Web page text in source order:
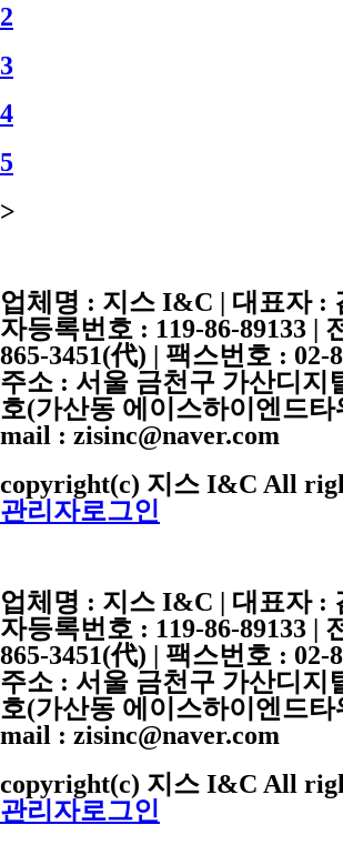
2
3
4
5
>
업체명 : 지스 I&C | 대표자 :
자등록번호 : 119-86-89133 |
865-3451(代) | 팩스번호 : 02-
주소 : 서울 금천구 가산디지
호(가산동 에이스하이엔드타
mail : zisinc@naver.com
copyright(c) 지스 I&C All
관리자로그인
업체명 : 지스 I&C | 대표자 :
자등록번호 : 119-86-89133 |
865-3451(代) | 팩스번호 : 02-
주소 : 서울 금천구 가산디지
호(가산동 에이스하이엔드타
mail : zisinc@naver.com
copyright(c) 지스 I&C All
관리자로그인